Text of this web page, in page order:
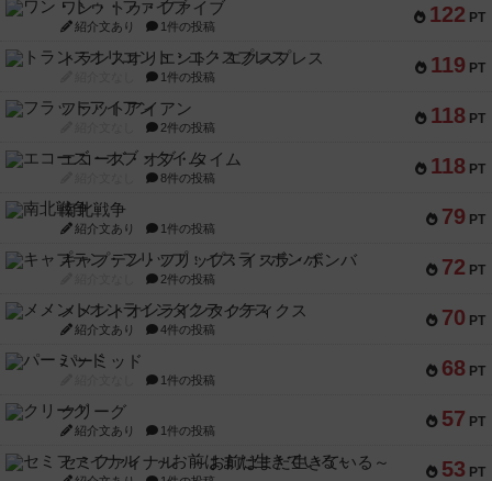
122 PT
ワン・トゥ・ファイブ
紹介文あり 1件の投稿
119 PT
トランスオリエント・エクスプレス
1件の投稿
118 PT
フラットアイアン
2件の投稿
118 PT
エコーズ・オブ・タイム
8件の投稿
79 PT
南北戦争
紹介文あり 1件の投稿
72 PT
キャプテン・フリップ：イスラ・ボンバ
2件の投稿
70 PT
メメントオンラインタクティクス
紹介文あり 4件の投稿
68 PT
パーミッド
1件の投稿
57 PT
クリーグ
紹介文あり 1件の投稿
53 PT
セミファイナル ～お前はまだ生きている～